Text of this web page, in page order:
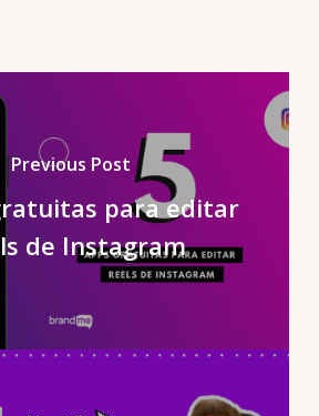
Previous Post
para editar
de Instagram